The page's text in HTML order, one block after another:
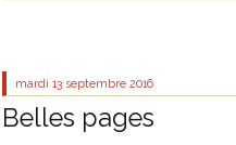
mardi 13 septembre 2016
Belles pages